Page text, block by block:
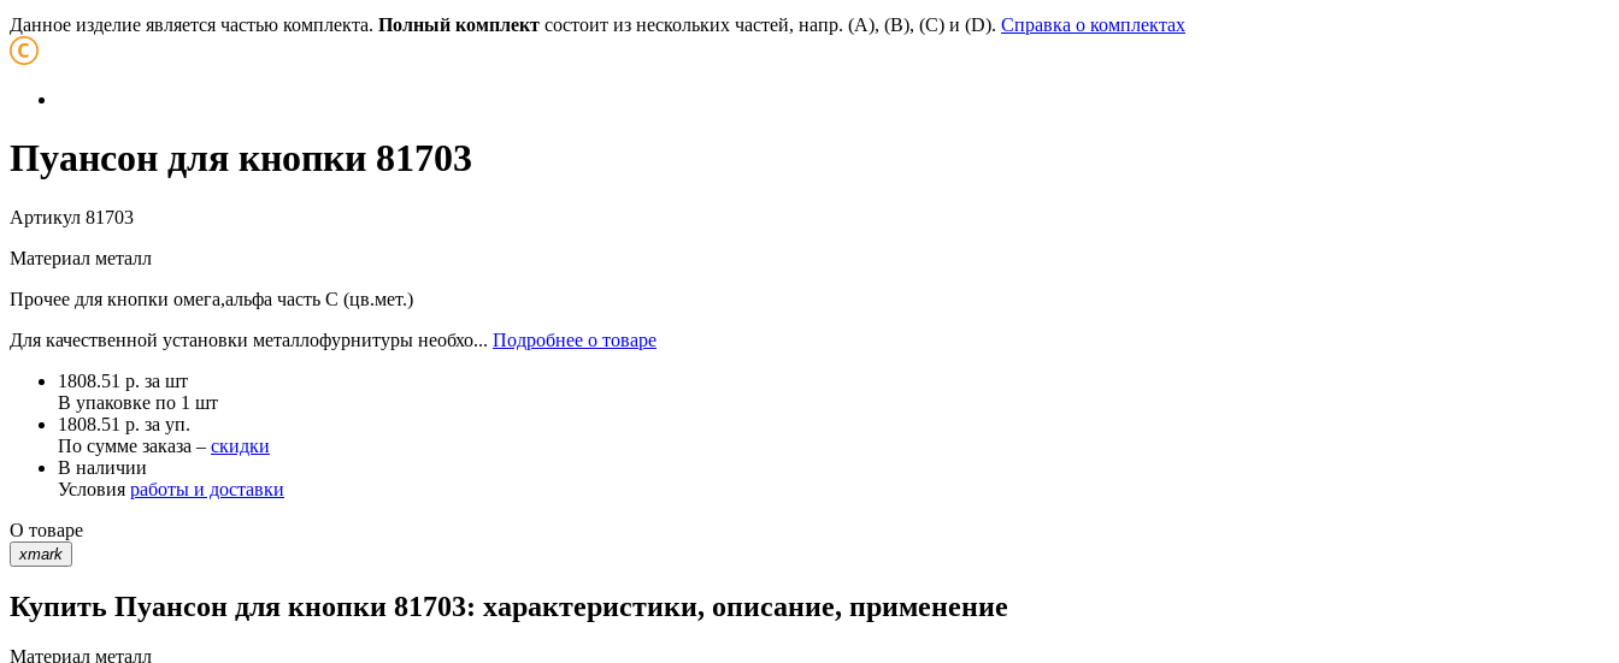
Данное изделие является частью комплекта. Полный комплект состоит из нескольких частей, напр. (А), (B), (С) и (D). Справка о комплектах
Пуансон для кнопки 81703
Артикул 81703
Материал металл
Прочее для кнопки омега,альфа часть С (цв.мет.)
Для качественной установки металлофурнитуры необхо... Подробнее о товаре
1808.51 р. за шт
В упаковке по 1 шт
1808.51 р. за уп.
По сумме заказа – скидки
В наличии
Условия работы и доставки
О товаре
xmark
Купить Пуансон для кнопки 81703: характеристики, описание, применение
Материал металл